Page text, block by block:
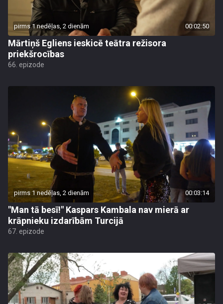
pirms 1 nedēļas, 2 dienām 00:02:50
Mārtiņš Egliens ieskicē teātra režisora
priekšrocības
66. epizode
pirms 1 nedēļas, 2 dienām 00:03:14
"Man tā besī!" Kaspars Kambala nav mierā ar
krāpnieku izdarībām Turcijā
67. epizode